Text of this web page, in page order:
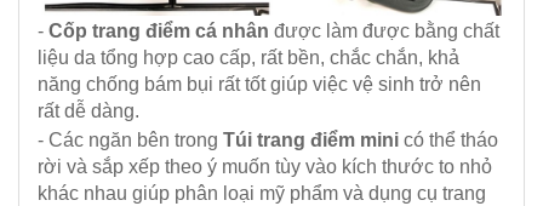
- Cốp trang điểm cá nhân được làm được bằng chất
liệu da tổng hợp cao cấp, rất bền, chắc chắn, khả
năng chống bám bụi rất tốt giúp việc vệ sinh trở nên
rất dễ dàng.
- Các ngăn bên trong Túi trang điểm mini có thể tháo
rời và sắp xếp theo ý muốn tùy vào kích thước to nhỏ
khác nhau giúp phân loại mỹ phẩm và dụng cụ trang